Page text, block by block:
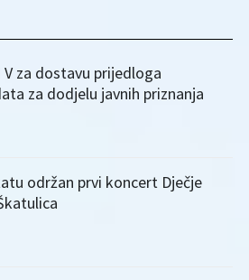
V za dostavu prijedloga
za dodjelu javnih priznanja
održan prvi koncert Dječje